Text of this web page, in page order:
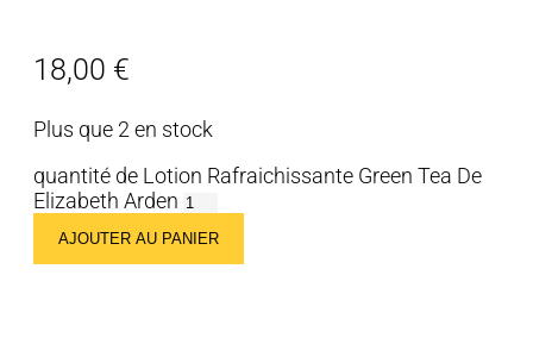
18,00 €
Plus que 2 en stock
quantité de Lotion Rafraichissante Green Tea De
Elizabeth Arden
AJOUTER AU PANIER